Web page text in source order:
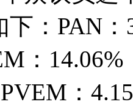
：PAN：
：14.06%
：